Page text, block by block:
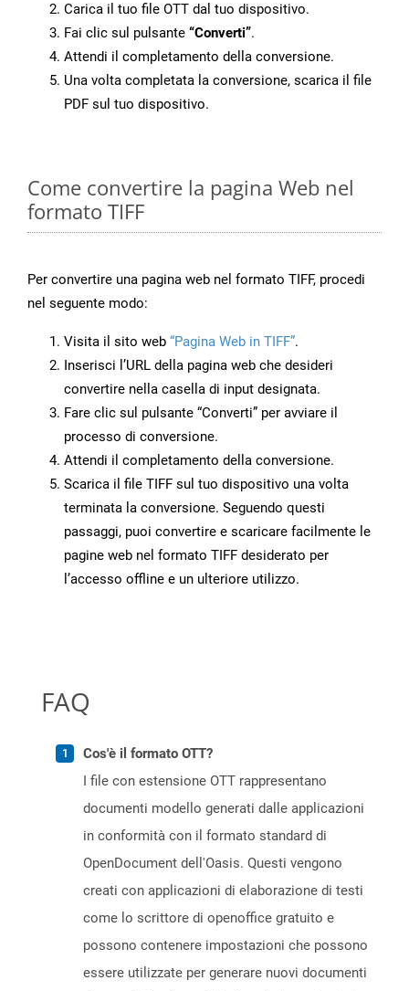
Carica il tuo file OTT dal tuo dispositivo.
Fai clic sul pulsante “Converti”.
Attendi il completamento della conversione.
Una volta completata la conversione, scarica il file
PDF sul tuo dispositivo.
Come convertire la pagina Web nel
formato TIFF
Per convertire una pagina web nel formato TIFF, procedi
nel seguente modo:
Visita il sito web “Pagina Web in TIFF”.
Inserisci l’URL della pagina web che desideri
convertire nella casella di input designata.
Fare clic sul pulsante “Converti” per avviare il
processo di conversione.
Attendi il completamento della conversione.
Scarica il file TIFF sul tuo dispositivo una volta
terminata la conversione. Seguendo questi
passaggi, puoi convertire e scaricare facilmente le
pagine web nel formato TIFF desiderato per
l’accesso offline e un ulteriore utilizzo.
FAQ
Cos'è il formato OTT?
I file con estensione OTT rappresentano
documenti modello generati dalle applicazioni
in conformità con il formato standard di
OpenDocument dell'Oasis. Questi vengono
creati con applicazioni di elaborazione di testi
come lo scrittore di openoffice gratuito e
possono contenere impostazioni che possono
essere utilizzate per generare nuovi documenti